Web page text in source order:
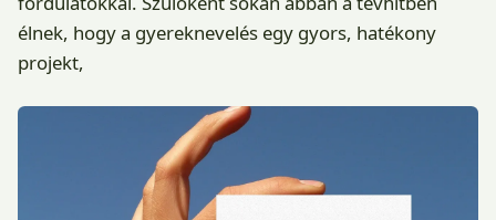
élnek, hogy a gyereknevelés egy gyors, hatékony
projekt,